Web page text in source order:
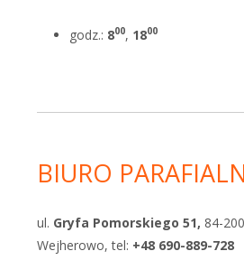
godz.: 800, 1800
BIURO
ul. Gryfa Pomorskiego 51, 84-200
Wejherowo, tel: +48 690-889-728